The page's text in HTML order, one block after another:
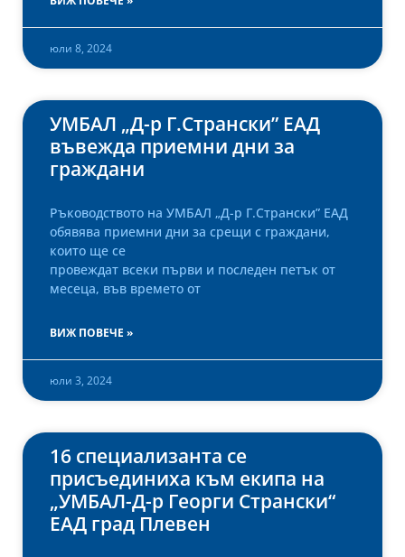
юли 8, 2024
УМБАЛ „Д-р Г.Странски” ЕАД
въвежда приемни дни за
граждани
Ръководството на УМБАЛ „Д-р Г.Странски” ЕАД
обявява приемни дни за срещи с граждани,
които ще се
провеждат всеки първи и последен петък от
месеца, във времето от
ВИЖ ПОВЕЧЕ »
юли 3, 2024
16 специализанта се
присъединиха към екипа на
„УМБАЛ-Д-р Георги Странски“
ЕАД град Плевен